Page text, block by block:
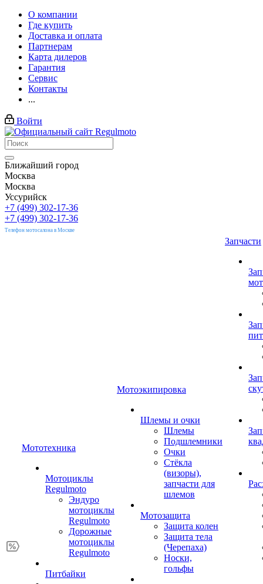
О компании
Где купить
Доставка и оплата
Партнерам
Карта дилеров
Гарантия
Сервис
Контакты
...
Войти
Ближайший город
Москва
Москва
Уссурийск
+7 (499) 302-17-36
+7 (499) 302-17-36
Телефон мотосалона в Москве
Мототехника
Мотоциклы
Regulmoto
Эндуро
мотоциклы
Regulmoto
Дорожные
мотоциклы
Regulmoto
Питбайки
Мотоэкипировка
Шлемы и очки
Шлемы
Подшлемники
Очки
Стёкла
(визоры),
запчасти для
шлемов
Мотозащита
Защита колен
Защита тела
(Черепаха)
Носки,
гольфы
Запчасти